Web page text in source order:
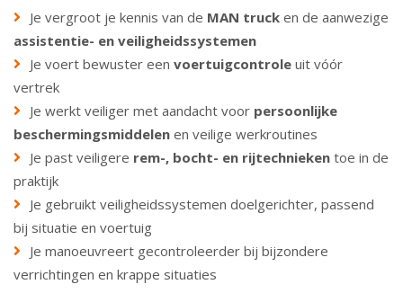
Je vergroot je kennis van de MAN truck en de aanwezige
assistentie- en veiligheidssystemen
Je voert bewuster een voertuigcontrole uit vóór
vertrek
Je werkt veiliger met aandacht voor persoonlijke
beschermingsmiddelen en veilige werkroutines
Je past veiligere rem-, bocht- en rijtechnieken toe in de
praktijk
Je gebruikt veiligheidssystemen doelgerichter, passend
bij situatie en voertuig
Je manoeuvreert gecontroleerder bij bijzondere
verrichtingen en krappe situaties